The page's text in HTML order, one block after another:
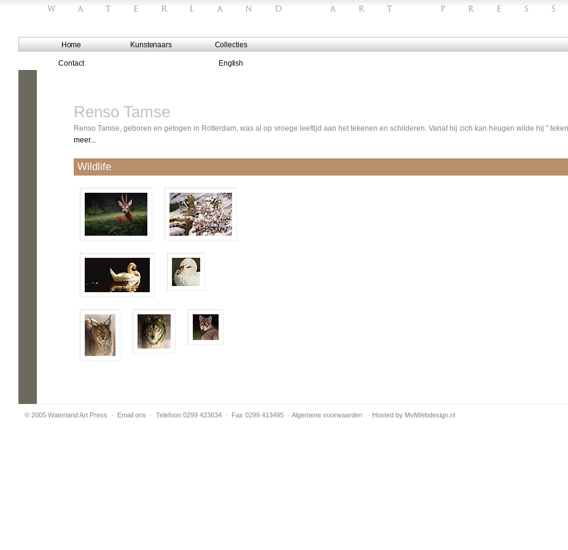
Home Kunstenaars Collecties
Contact English
Renso Tamse
Renso Tamse, geboren en getogen in Rotterdam, was al op vroege leeftijd aan het tekenen en schilderen. Vanaf hij zich kan heugen wilde hij ''
meer...
Wildlife
© 2005 Waterland Art Press · Email ons · Telefoon 0299 423634 · Fax 0299 413495 · Algemene voorwaarden · Hosted by MvlWebdesign.nl